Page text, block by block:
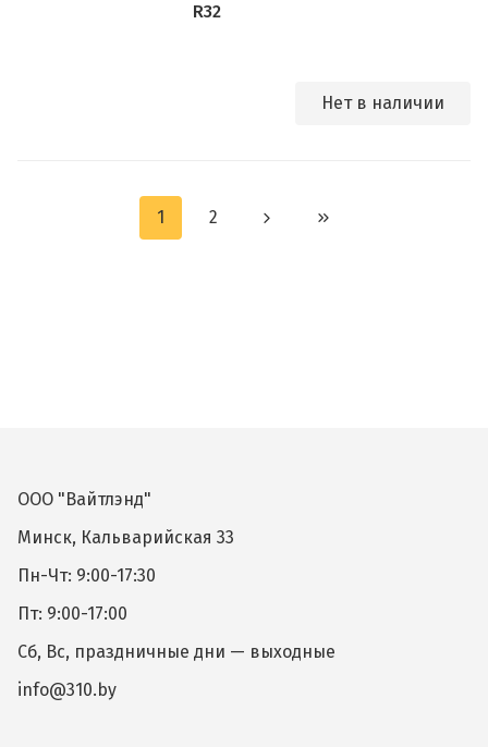
R32
Нет в наличии
1 2
ООО "Вайтлэнд"
Минск, Кальварийская 33
Пн-Чт: 9:00-17:30
Пт: 9:00-17:00
Сб, Вс, праздничные дни — выходные
info@310.by